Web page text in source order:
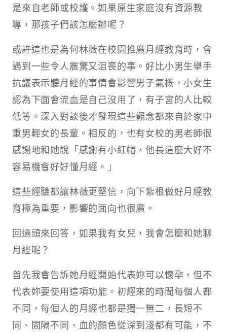
是來自老師或校護。如果原生家庭沒有資源教
導，那孩子們該怎麼辦呢？​
或許這也是為何林薇在校園推廣月經教育時，會
遇到一些令人震驚又沮喪的事。好比小男生舉手
抗議表示聽月經的事情會影響男子氣概，小女生
認為下面會流血是自己沒用了，有子宮的人比較
低等。深入對談後才發現這些觀念都來自於家中
重男輕女的長輩。相反的，也有女校的男老師很
感謝地和她說「感謝有小紅帽，他長這麼大好不
容易機會好好懂月經。」​
這些經驗都讓林薇更堅信，向下紮根做好月經教
育極為重要，影響的面向也很廣。​
回過頭來回答，如果我有女兒，我會怎麼和她聊
月經呢？​
首先我會告訴她月經開始代表妳可以懷孕，但不
代表妳要使用這項功能。初經來的時間每個人都
不同，每個人的月經也都是獨一無二，長短不
同、間隔不同、血的顏色從深到淺都有可能，不